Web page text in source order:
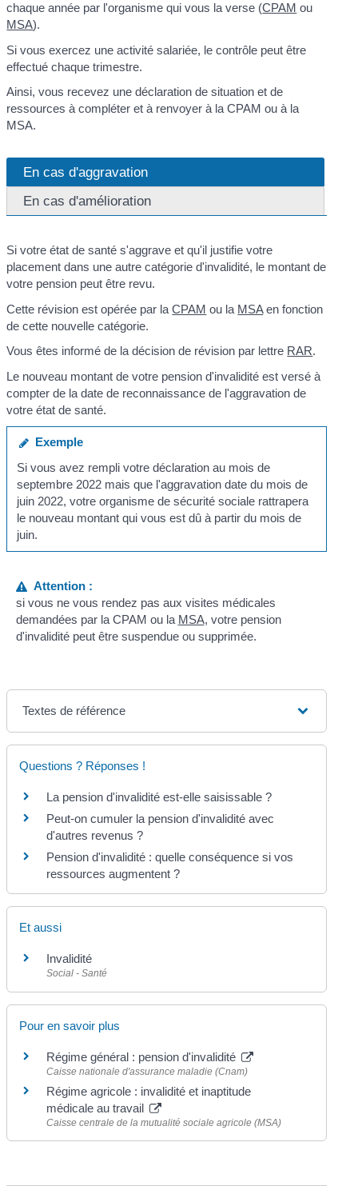
chaque année par l'organisme qui vous la verse (CPAM ou
MSA).
Si vous exercez une activité salariée, le contrôle peut être
effectué chaque trimestre.
Ainsi, vous recevez une déclaration de situation et de
ressources à compléter et à renvoyer à la CPAM ou à la
MSA.
En cas d'aggravation
En cas d'amélioration
Si votre état de santé s'aggrave et qu'il justifie votre
placement dans une autre catégorie d'invalidité, le montant de
votre pension peut être revu.
Cette révision est opérée par laCPAM ou la MSAen fonction
de cette nouvelle catégorie.
Vous êtes informé de la décision de révision par lettre RAR.
Le nouveau montant de votre pension d'invalidité est versé à
compter de la date de reconnaissance de l'aggravation de
votre état de santé.
Exemple
Si vous avez rempli votre déclaration au mois de
septembre 2022 mais que l'aggravation date du mois de
juin 2022, votre organisme de sécurité sociale rattrapera
le nouveau montant qui vous est dû à partir du mois de
juin.
Attention :
si vous ne vous rendez pas aux visites médicales
demandées par la CPAM ou la MSA, votre pension
d'invalidité peut être suspendue ou supprimée.
Textes de référence
Questions ? Réponses !
La pension d'invalidité est-elle saisissable ?
Peut-on cumuler la pension d'invalidité avec
d'autres revenus ?
Pension d'invalidité : quelle conséquence si vos
ressources augmentent ?
Et aussi
Invalidité
Social - Santé
Pour en savoir plus
Régime général : pension d'invalidité
Caisse nationale d'assurance maladie (Cnam)
Régime agricole : invalidité et inaptitude
médicale au travail
Caisse centrale de la mutualité sociale agricole (MSA)